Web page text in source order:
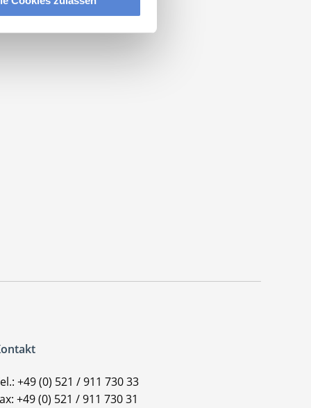
+49 (0) 521 / 911 730 33
+49 (0) 521 / 911 730 31